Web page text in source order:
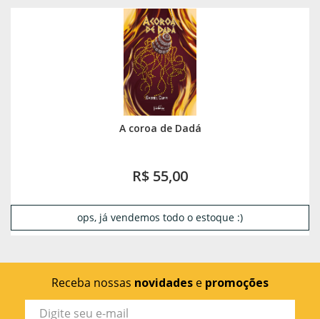
A coroa de Dadá
R$ 55,00
ops, já vendemos todo o estoque :)
Receba nossas novidades e promoções